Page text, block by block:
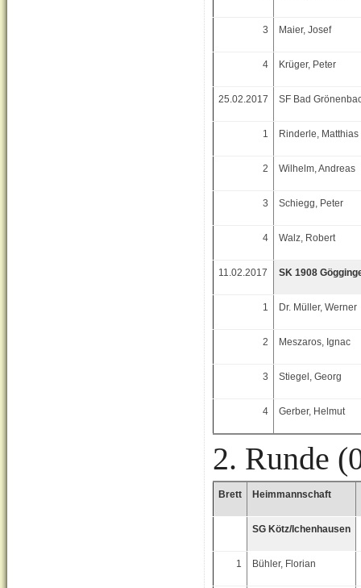
3 Maier, Josef
4 Krüger, Peter
25.02.2017 SF Bad
1 Rinderle, Matthias
2 Wilhelm, Andreas
3 Schiegg, Peter
4 Walz, Robert
11.02.2017 SK 1908
1 Dr. Müller, Werner
2 Meszaros, Ignac
3 Stiegel, Georg
4 Gerber, Helmut
2. Runde
Brett Heimmannschaft
SG Kötz/Ichenhausen
1 Bühler, Florian